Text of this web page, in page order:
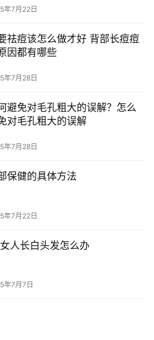
年7月22日
祛痘该怎么做才好 背部长痘痘
因都有哪些
年7月28日
避免对毛孔粗大的误解？怎么
对毛孔粗大的误解
年7月28日
保健的具体方法
年7月22日
人长白头发怎么办
年7月7日